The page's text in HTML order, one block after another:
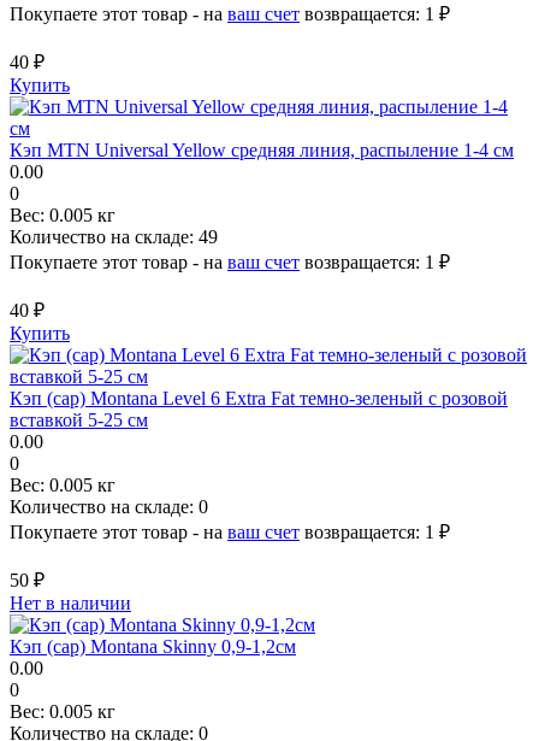
Покупаете этот товар - на ваш счет возвращается: 1 ₽
40 ₽
Купить
Кэп MTN Universal Yellow средняя линия, распыление 1-4 см
0.00
0
Вес: 0.005 кг
Количество на складе: 49
Покупаете этот товар - на ваш счет возвращается: 1 ₽
40 ₽
Купить
Кэп (cap) Montana Level 6 Extra Fat темно-зеленый с розовой
вставкой 5-25 см
0.00
0
Вес: 0.005 кг
Количество на складе: 0
Покупаете этот товар - на ваш счет возвращается: 1 ₽
50 ₽
Нет в наличии
Кэп (cap) Montana Skinny 0,9-1,2см
0.00
0
Вес: 0.005 кг
Количество на складе: 0